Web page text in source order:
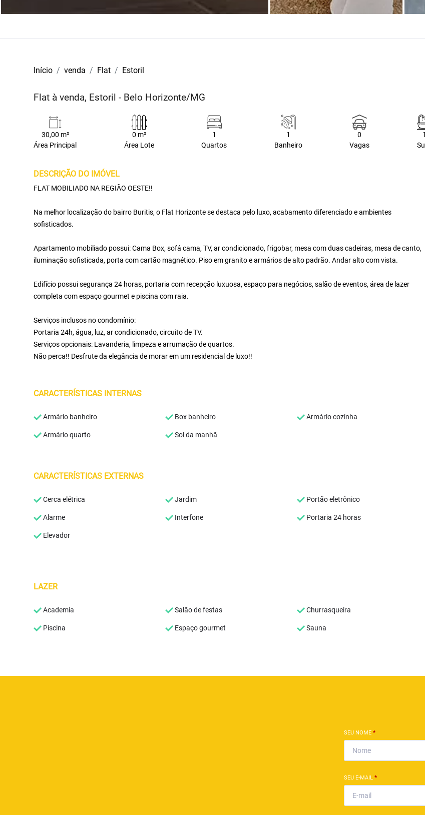
Início venda Flat Estoril
Flat à venda, Estoril - Belo Horizonte/MG
30,00 m²
Área Principal
0 m²
Área Lote
1
Quartos
1
Banheiro
0
Vagas
1
DESCRIÇÃO DO IMÓVEL
FLAT MOBILIADO NA REGIÃO OESTE!!
Na melhor localização do bairro Buritis, o Flat Horizonte se destaca pelo luxo, acabamento diferenciado e ambientes
sofisticados.
Apartamento mobiliado possui: Cama Box, sofá cama, TV, ar condicionado, frigobar, mesa com duas cadeiras, mesa de canto,
iluminação sofisticada, porta com cartão magnético. Piso em granito e armários de alto padrão. Andar alto com vista.
Edifício possui segurança 24 horas, portaria com recepção luxuosa, espaço para negócios, salão de eventos, área de lazer
completa com espaço gourmet e piscina com raia.
Serviços inclusos no condomínio:
Portaria 24h, água, luz, ar condicionado, circuito de TV.
Serviços opcionais: Lavanderia, limpeza e arrumação de quartos.
Não perca!! Desfrute da elegância de morar em um residencial de luxo!!
CARACTERÍSTICAS INTERNAS
Armário banheiro Box banheiro Armário cozinha
Armário quarto Sol da manhã
CARACTERÍSTICAS EXTERNAS
Cerca elétrica Jardim Portão eletrônico
Alarme Interfone Portaria 24 horas
Elevador
LAZER
Academia Salão de festas Churrasqueira
Piscina Espaço gourmet Sauna
SEU NOME *
SEU E-MAIL *